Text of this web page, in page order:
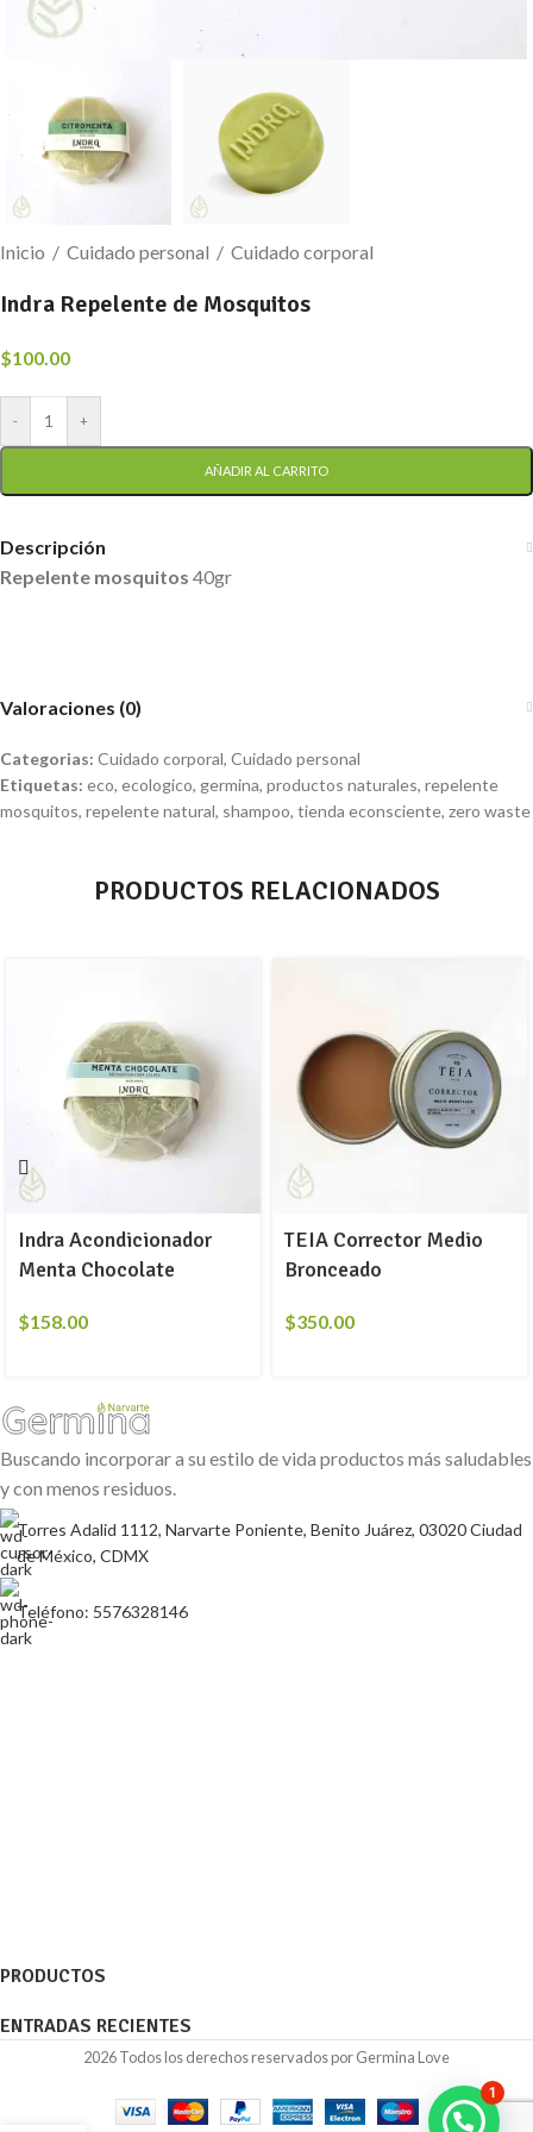
Inicio / Cuidado personal / Cuidado corporal
Indra Repelente de Mosquitos
$100.00
- +
AÑADIR AL CARRITO
Descripción
Repelente mosquitos 40gr
Valoraciones (0)
Categorias: Cuidado corporal, Cuidado personal
Etiquetas: eco, ecologico, germina, productos naturales, repelente
mosquitos, repelente natural, shampoo, tienda econsciente, zero waste
PRODUCTOS RELACIONADOS
Indra Acondicionador
Menta Chocolate
$158.00
TEIA Corrector Medio
Bronceado
$350.00
Buscando incorporar a su estilo de vida productos más saludables
y con menos residuos.
Torres Adalid 1112, Narvarte Poniente, Benito Juárez, 03020 Ciudad
de México, CDMX
Teléfono: 5576328146
PRODUCTOS
ENTRADAS RECIENTES
2026 Todos los derechos reservados por Germina Love
1